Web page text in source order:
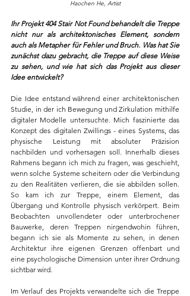
Haochen He, Artist
Ihr Projekt 404 Stair Not Found behandelt die Treppe
nicht nur als architektonisches Element, sondern
auch als Metapher für Fehler und Bruch. Was hat Sie
zunächst dazu gebracht, die Treppe auf diese Weise
zu sehen, und wie hat sich das Projekt aus dieser
Idee entwickelt?
Die Idee entstand während einer architektonischen
Studie, in der ich Bewegung und Zirkulation mithilfe
digitaler Modelle untersuchte. Mich faszinierte das
Konzept des digitalen Zwillings - eines Systems, das
physische Leistung mit absoluter Präzision
nachbilden und vorhersagen soll. Innerhalb dieses
Rahmens begann ich mich zu fragen, was geschieht,
wenn solche Systeme scheitern oder die Verbindung
zu den Realitäten verlieren, die sie abbilden sollen.
So kam ich zur Treppe, einem Element, das
Übergang und Kontrolle physisch verkörpert. Beim
Beobachten unvollendeter oder unterbrochener
Bauwerke, deren Treppen nirgendwohin führen,
begann ich sie als Momente zu sehen, in denen
Architektur ihre eigenen Grenzen offenbart und
eine psychologische Dimension unter ihrer Ordnung
sichtbar wird.
Im Verlauf des Projekts verwandelte sich die Treppe